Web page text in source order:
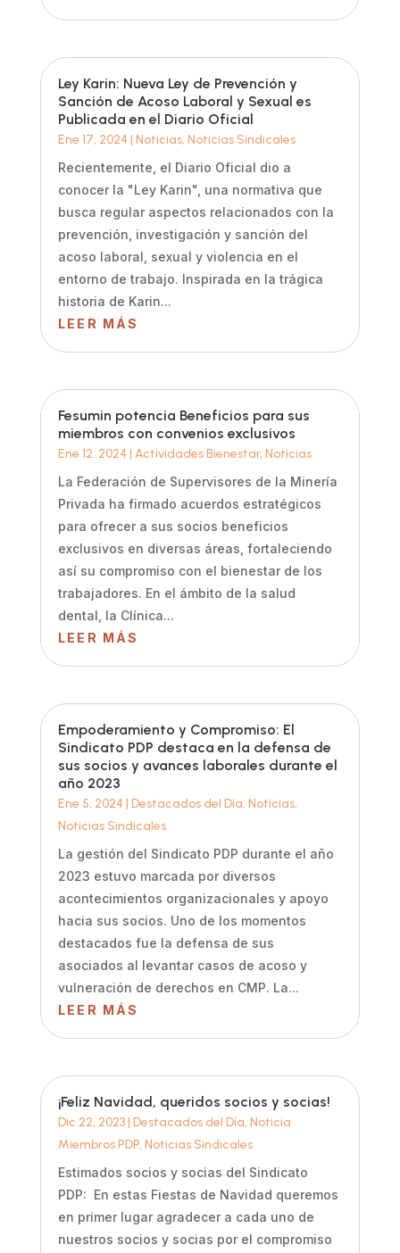
Ley Karin: Nueva Ley de Prevención y
Sanción de Acoso Laboral y Sexual es
Publicada en el Diario Oficial
Ene 17, 2024 | Noticias, Noticias Sindicales
Recientemente, el Diario Oficial dio a
conocer la "Ley Karin", una normativa que
busca regular aspectos relacionados con la
prevención, investigación y sanción del
acoso laboral, sexual y violencia en el
entorno de trabajo. Inspirada en la trágica
historia de Karin...
LEER MÁS
Fesumin potencia Beneficios para sus
miembros con convenios exclusivos
Ene 12, 2024 | Actividades Bienestar, Noticias
La Federación de Supervisores de la Minería
Privada ha firmado acuerdos estratégicos
para ofrecer a sus socios beneficios
exclusivos en diversas áreas, fortaleciendo
así su compromiso con el bienestar de los
trabajadores. En el ámbito de la salud
dental, la Clínica...
LEER MÁS
Empoderamiento y Compromiso: El
Sindicato PDP destaca en la defensa de
sus socios y avances laborales durante el
año 2023
Ene 5, 2024 | Destacados del Día, Noticias,
Noticias Sindicales
La gestión del Sindicato PDP durante el año
2023 estuvo marcada por diversos
acontecimientos organizacionales y apoyo
hacia sus socios. Uno de los momentos
destacados fue la defensa de sus
asociados al levantar casos de acoso y
vulneración de derechos en CMP. La...
LEER MÁS
¡Feliz Navidad, queridos socios y socias!
Dic 22, 2023| Destacados del Día, Noticia
Miembros PDP, Noticias Sindicales
Estimados socios y socias del Sindicato
PDP: En estas Fiestas de Navidad queremos
en primer lugar agradecer a cada uno de
nuestros socios y socias por el compromiso